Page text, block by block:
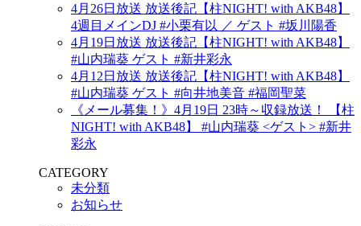
4月26日放送 放送後記【柱NIGHT! with AKB48】
4週目メインDJ #小栗有以 ／ ゲスト #坂川陽香
4月19日放送 放送後記【柱NIGHT! with AKB48】
#山内瑞葵 ゲスト #新井彩永
4月12日放送 放送後記【柱NIGHT! with AKB48】
#山内瑞葵 ゲスト #向井地美音 #福岡聖菜
《メール募集！》4月19日 23時～収録放送！ 【柱
NIGHT! with AKB48】 #山内瑞葵 <ゲスト> #新井
彩永
CATEGORY
未分類
お知らせ